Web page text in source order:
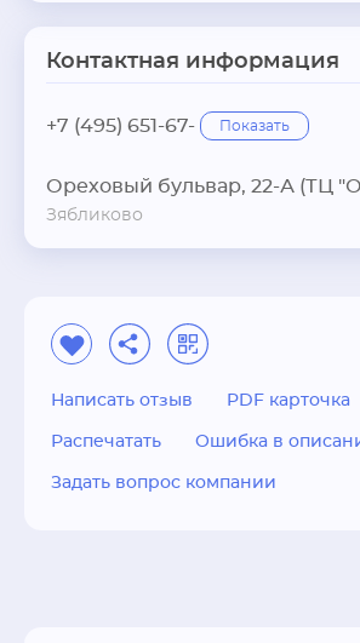
Контактная информация
+7 (495) 651-67- Показать
Ореховый бульвар, 22-А (ТЦ
Зябликово
Написать отзыв PDF карточка
Распечатать Ошибка в
Задать вопрос компании